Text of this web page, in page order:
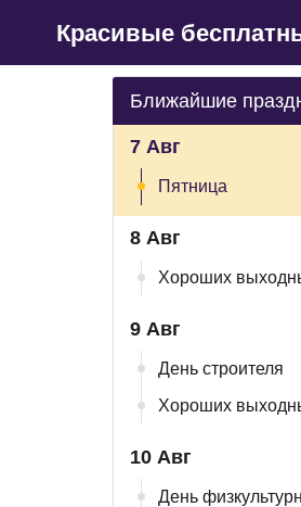
Красивые
Ближайшие
7 Авг
Пятница
8 Авг
Хороших
9 Авг
День строителя
Хороших
10 Авг
День